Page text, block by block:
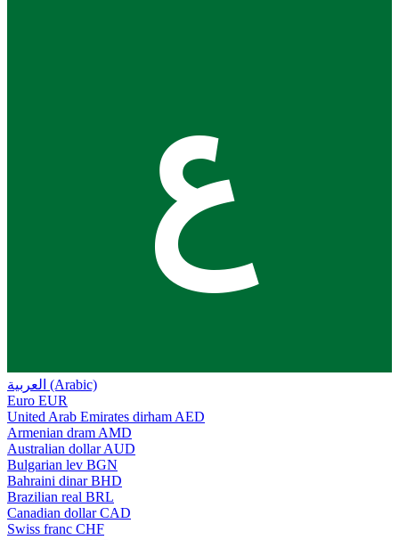
ع
العربية (Arabic)
Euro EUR
United Arab Emirates dirham AED
Armenian dram AMD
Australian dollar AUD
Bulgarian lev BGN
Bahraini dinar BHD
Brazilian real BRL
Canadian dollar CAD
Swiss franc CHF